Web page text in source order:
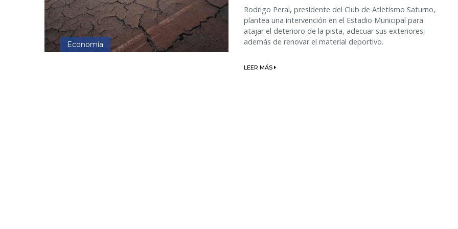
Economía
Rodrigo Peral, presidente del Club de Atletismo Saturno,
plantea una intervención en el Estadio Municipal para
atajar el deterioro de la pista, adecuar sus exteriores,
además de renovar el material deportivo.
LEER MÁS